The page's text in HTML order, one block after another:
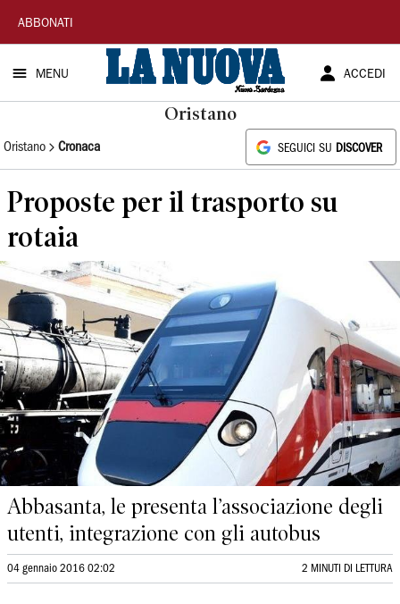
La
Nuova
Sardegna
ABBONATI
MENU ACCEDI
Oristano
Oristano Cronaca SEGUICI SU DISCOVER
Proposte per il trasporto su
rotaia
Abbasanta, le presenta l’associazione degli
utenti, integrazione con gli autobus
04 gennaio 2016 02:02 2 MINUTI DI LETTURA